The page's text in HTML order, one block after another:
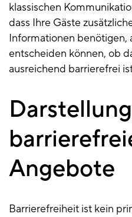
klassischen
dass Ihre Gäste
Informationen benötigen,
entscheiden können, ob
ausreichend barrierefrei
Darstellung
Angebote
Barrierefreiheit ist kein